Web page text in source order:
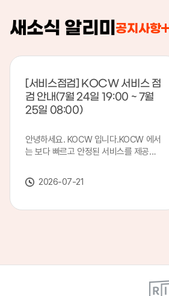
새소식 알리미 공지사항
[서비스점검] KOCW 서비스 점
검 안내(7월 24일 19:00 ~ 7월
25일 08:00)
안녕하세요. KOCW 입니다.KOCW 에서
는 보다 빠르고 안정된 서비스를 제공하
합니다.※ 서비스 점검 작업 일시 : 7월
24일(금) 19:00 ~ 7월 25일(토) 08:00
안 서비스가 일시 중지될 수 있으니, 이
2026-07-21